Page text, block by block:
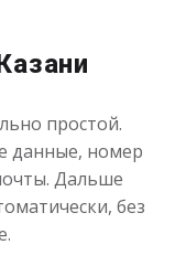
простой.
данные, номер
Дальше
без